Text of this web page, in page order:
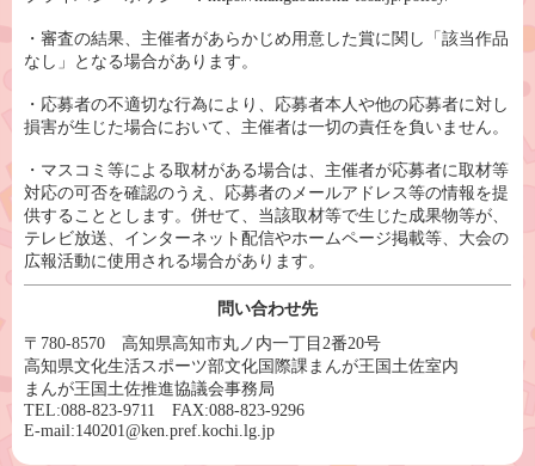
・審査の結果、主催者があらかじめ用意した賞に関し「該当作品
なし」となる場合があります。
・応募者の不適切な行為により、応募者本人や他の応募者に対し
損害が生じた場合において、主催者は一切の責任を負いません。
・マスコミ等による取材がある場合は、主催者が応募者に取材等
対応の可否を確認のうえ、応募者のメールアドレス等の情報を提
供することとします。併せて、当該取材等で生じた成果物等が、
テレビ放送、インターネット配信やホームページ掲載等、大会の
広報活動に使用される場合があります。
問い合わせ先
〒780-8570 高知県高知市丸ノ内一丁目2番20号
高知県文化生活スポーツ部文化国際課まんが王国土佐室内
まんが王国土佐推進協議会事務局
TEL:088-823-9711 FAX:088-823-9296
E-mail:140201@ken.pref.kochi.lg.jp